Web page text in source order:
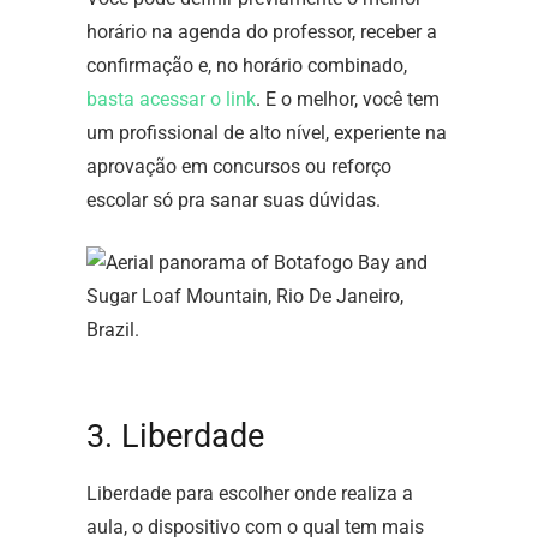
horário na agenda do professor, receber a
confirmação e, no horário combinado,
basta acessar o link. E o melhor, você tem
um profissional de alto nível, experiente na
aprovação em concursos ou reforço
escolar só pra sanar suas dúvidas.
3. Liberdade
Liberdade para escolher onde realiza a
aula, o dispositivo com o qual tem mais